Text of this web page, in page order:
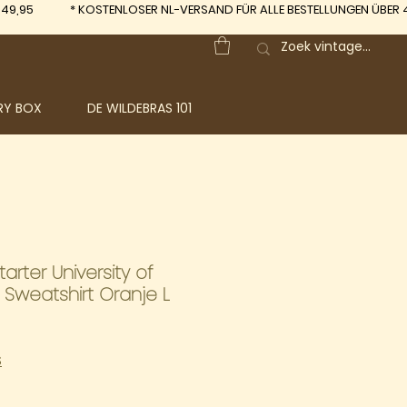
BOX DE WILDEBRAS 101
49,95
*KOSTENLOSER NL-VERSAND FÜR ALLE BESTELLUNGEN
University of
Oranje L